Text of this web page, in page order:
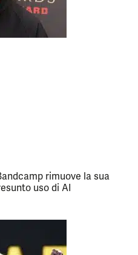
rimuove la sua
uso di AI